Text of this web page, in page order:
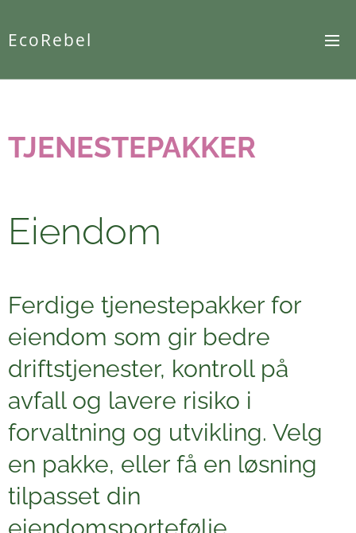
EcoRebel
TJENESTEPAKKER
Eiendom
Ferdige tjenestepakker for
eiendom som gir bedre
driftstjenester, kontroll på
avfall og lavere risiko i
forvaltning og utvikling. Velg
en pakke, eller få en løsning
tilpasset din